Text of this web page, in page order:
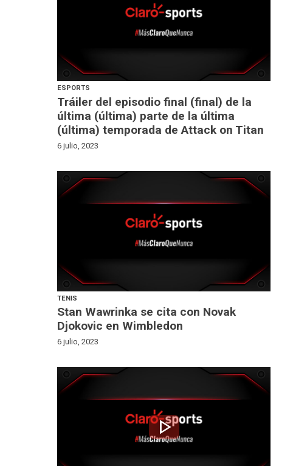
ESPORTS
Tráiler del episodio final (final) de la
última (última) parte de la última
(última) temporada de Attack on Titan
6 julio, 2023
TENIS
Stan Wawrinka se cita con Novak
Djokovic en Wimbledon
6 julio, 2023
play_arrow